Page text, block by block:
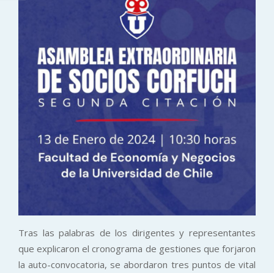
Tras las palabras de los dirigentes y representantes
que explicaron el cronograma de gestiones que forjaron
la auto-convocatoria, se abordaron tres puntos de vital